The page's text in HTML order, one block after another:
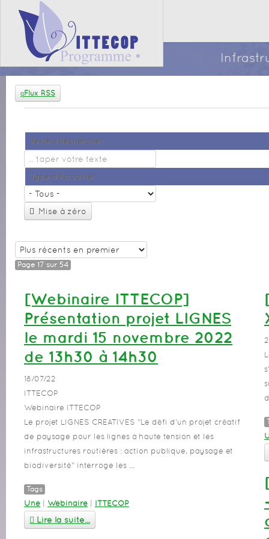
Flux RSS
Texte à Rechercher
Type d'Actualité
Mise à zéro
Page 17 sur 54
[Webinaire ITTECOP]
Présentation projet LIGNES
le mardi 15 novembre 2022
de 13h30 à 14h30
18/07/22
ITTECOP
Webinaire ITTECOP
Le projet LIGNES CREATIVES "Le défi d’un projet créatif
de paysage pour les lignes à haute tension et les
infrastructures routières : action publique, paysage et
biodiversité" interroge les ...
Tags
Une Webinaire ITTECOP
Lire la suite...